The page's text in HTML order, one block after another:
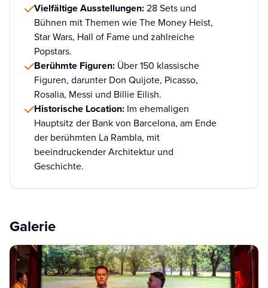
Vielfältige Ausstellungen:28 Sets und
Bühnen mit Themen wie The Money Heist,
Star Wars, Hall of Fame und zahlreiche
Popstars.
Berühmte Figuren: Über 150 klassische
Figuren, darunter Don Quijote, Picasso,
Rosalia, Messi und Billie Eilish.
Historische Location: Im ehemaligen
Hauptsitz der Bank von Barcelona, am Ende
der berühmten La Rambla, mit
beeindruckender Architektur und
Geschichte.
Galerie